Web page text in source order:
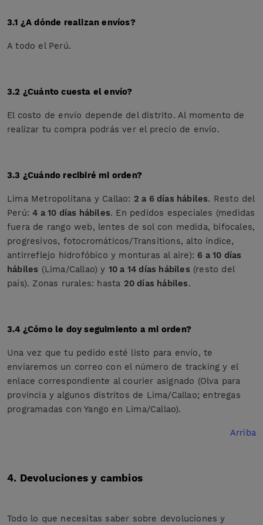
3.1 ¿A dónde realizan envíos?
A todo el Perú.
3.2 ¿Cuánto cuesta el envío?
El costo de envío depende del distrito. Al momento de
realizar tu compra podrás ver el precio de envío.
3.3 ¿Cuándo recibiré mi orden?
Lima Metropolitana y Callao: 2 a 6 días hábiles. Resto del
Perú:4 a 10 días hábiles. En pedidos especiales (medidas
fuera de rango web, lentes de sol con medida, bifocales,
progresivos, fotocromáticos/Transitions, alto índice,
antirreflejo hidrofóbico y monturas al aire): 6 a 10 días
hábiles (Lima/Callao) y 10 a 14 días hábiles (resto del
país). Zonas rurales: hasta 20 días hábiles.
3.4 ¿Cómo le doy seguimiento a mi orden?
Una vez que tu pedido esté listo para envío, te
enviaremos un correo con el número de tracking y el
enlace correspondiente al courier asignado (Olva para
provincia y algunos distritos de Lima/Callao; entregas
programadas con Yango en Lima/Callao).
Arriba
4. Devoluciones y cambios
Todo lo que necesitas saber sobre devoluciones y